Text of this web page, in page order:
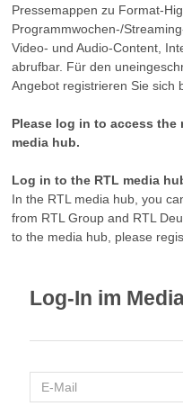
Pressemappen zu Format-
Programmwochen-/
Video- und Audio-Content,
abrufbar. Für den
Angebot registrieren Sie sich
Please log in to access the
media hub.
Log in to the RTL media
In the RTL media hub, you
from RTL Group and RTL
to the media hub, please
Log-In im